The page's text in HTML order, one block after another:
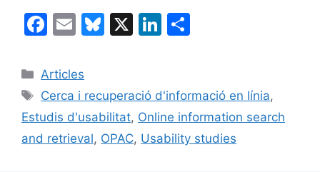
F
c
e
b
o
E
ai
l
Bl
s
k
y
X
Li
e
dI
n
p
ar
te
Categories
Articles
Etiquetes
Cerca i recuperació d'informació en línia,
Estudis d'usabilitat, Online information search
and retrieval, OPAC, Usability studies